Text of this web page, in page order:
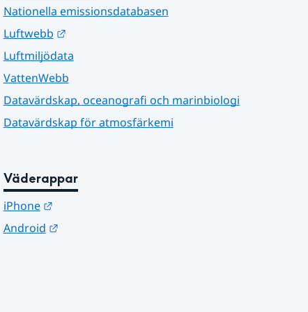
Nationella emissionsdatabasen
Luftwebb
Länk till annan webbplats.
Luftmiljödata
VattenWebb
Datavärdskap, oceanografi och marinbiologi
Datavärdskap för atmosfärkemi
Väderappar
iPhone
Länk till annan webbplats.
Android
Länk till annan webbplats.